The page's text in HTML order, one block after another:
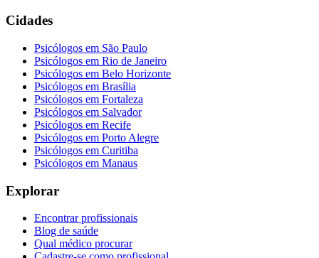
Cidades
Psicólogos em São Paulo
Psicólogos em Rio de Janeiro
Psicólogos em Belo Horizonte
Psicólogos em Brasília
Psicólogos em Fortaleza
Psicólogos em Salvador
Psicólogos em Recife
Psicólogos em Porto Alegre
Psicólogos em Curitiba
Psicólogos em Manaus
Explorar
Encontrar profissionais
Blog de saúde
Qual médico procurar